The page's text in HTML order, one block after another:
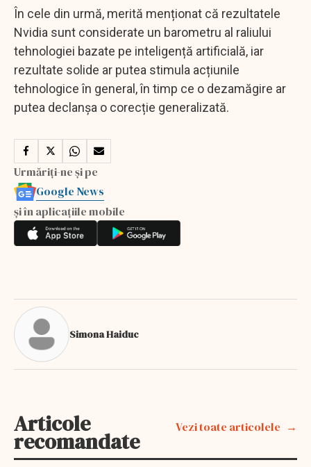
În cele din urmă, merită menționat că rezultatele
Nvidia sunt considerate un barometru al raliului
tehnologiei bazate pe inteligență artificială, iar
rezultate solide ar putea stimula acțiunile
tehnologice în general, în timp ce o dezamăgire ar
putea declanșa o corecție generalizată.
Urmăriți-ne și pe
Google News
și în aplicațiile mobile
Simona Haiduc
Articole
recomandate
Vezi toate articolele